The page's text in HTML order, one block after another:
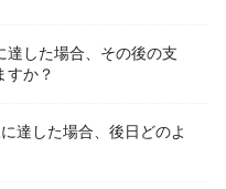
達した場合、その後の支
すか？
達した場合、後日どのよ